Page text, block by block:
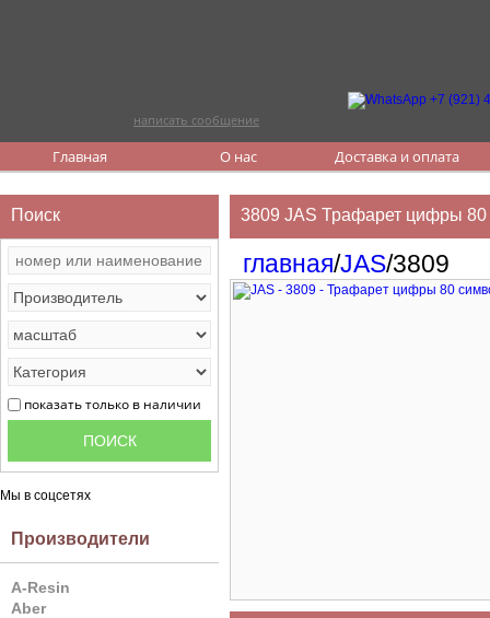
написать сообщение
Главная О нас Доставка и оплата
Поиск
показать только в наличии
Мы в соцсетях
Производители
A-Resin
Aber
3809 JAS Трафарет цифры
главная/JAS/3809